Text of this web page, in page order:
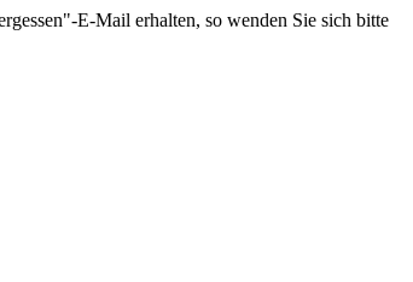
E-Mail erhalten, so wenden Sie sich bitte